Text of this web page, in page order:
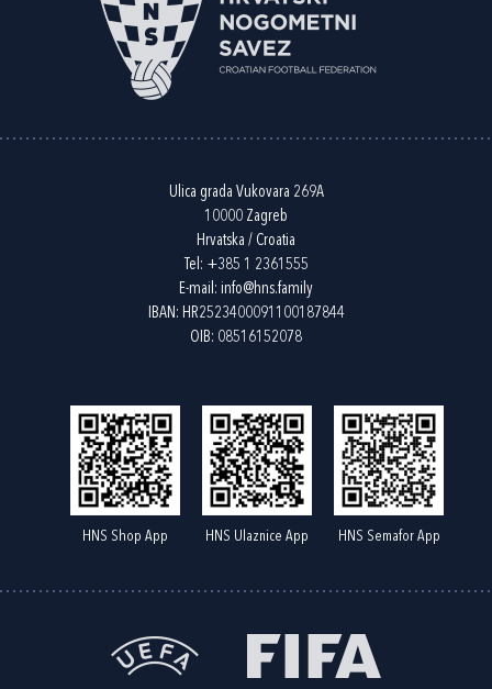
Ulica grada Vukovara 269A
10000 Zagreb
Hrvatska / Croatia
Tel: +385 1 2361555
E-mail: info@hns.family
IBAN: HR2523400091100187844
OIB: 08516152078
HNS Shop App HNS Ulaznice App HNS Semafor App